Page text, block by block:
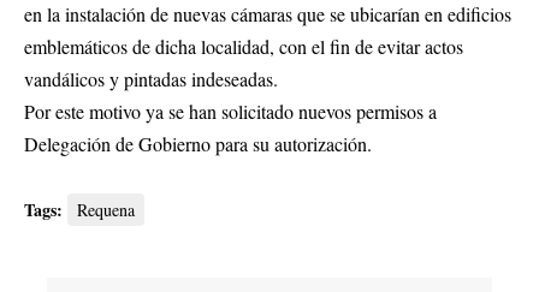
en la instalación de nuevas cámaras que se ubicarían en edificios
emblemáticos de dicha localidad, con el fin de evitar actos
vandálicos y pintadas indeseadas.
Por este motivo ya se han solicitado nuevos permisos a
Delegación de Gobierno para su autorización.
Tags: Requena